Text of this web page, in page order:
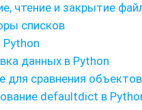
чтение и закрытие
списков
Python
данных в Python
для сравнения объектов
defaultdict в